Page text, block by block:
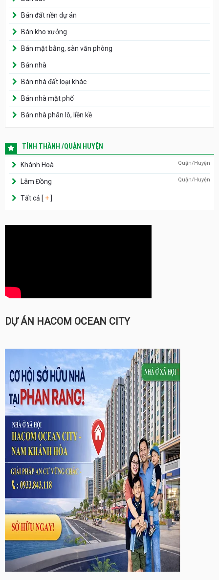
Bán đất nền dự án
Bán kho xưởng
Bán mặt bằng, sàn văn phòng
Bán nhà
Bán nhà đất loại khác
Bán nhà mặt phố
Bán nhà phân lô, liền kề
TỈNH THÀNH /QUẬN HUYỆN
Khánh Hoà Quận/Huyện
Lâm Đồng Quận/Huyện
Tất cả [ + ]
DỰ ÁN HACOM OCEAN CITY